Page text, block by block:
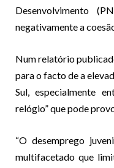
Desenvolvimento
negativamente a
Num relatório
para o facto de a
Sul, especialmente
relógio” que pode
“O desemprego
multifacetado que